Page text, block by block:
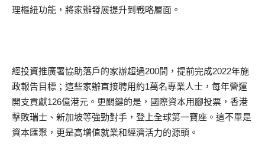
理樞紐功能，將家辦發展提升到戰略層面。
經投資推廣署協助落戶的家辦超過200間，提前完成2022年施
政報告目標；這些家辦直接聘用約1萬名專業人士，每年營運
開支貢獻126億港元。更關鍵的是，國際資本用腳投票，香港
擊敗瑞士、新加坡等強勁對手，登上全球第一寶座。這不單是
資本匯聚，更是高增值就業和經濟活力的源頭。